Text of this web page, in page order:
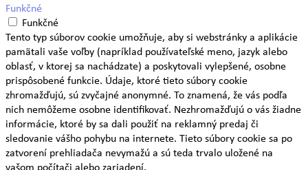
Funkčné
Funkčné
Tento typ súborov cookie umožňuje, aby si webstránky a aplikácie
pamätali vaše voľby (napríklad používateľské meno, jazyk alebo
oblasť, v ktorej sa nachádzate) a poskytovali vylepšené, osobne
prispôsobené funkcie. Údaje, ktoré tieto súbory cookie
zhromažďujú, sú zvyčajné anonymné. To znamená, že vás podľa
nich nemôžeme osobne identifikovať. Nezhromažďujú o vás žiadne
informácie, ktoré by sa dali použiť na reklamný predaj či
sledovanie vášho pohybu na internete. Tieto súbory cookie sa po
zatvorení prehliadača nevymažú a sú teda trvalo uložené na
vašom počítači alebo zariadení.